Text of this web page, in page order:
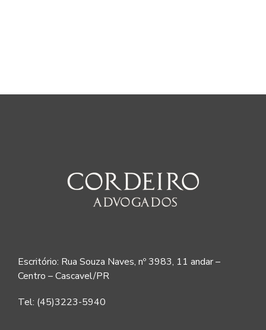
Escritório: Rua Souza Naves, nº 3983, 11 andar –
Centro – Cascavel/PR
Tel: (45)3223-5940